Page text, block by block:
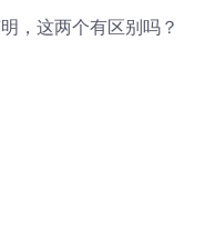
，这两个有区别吗？